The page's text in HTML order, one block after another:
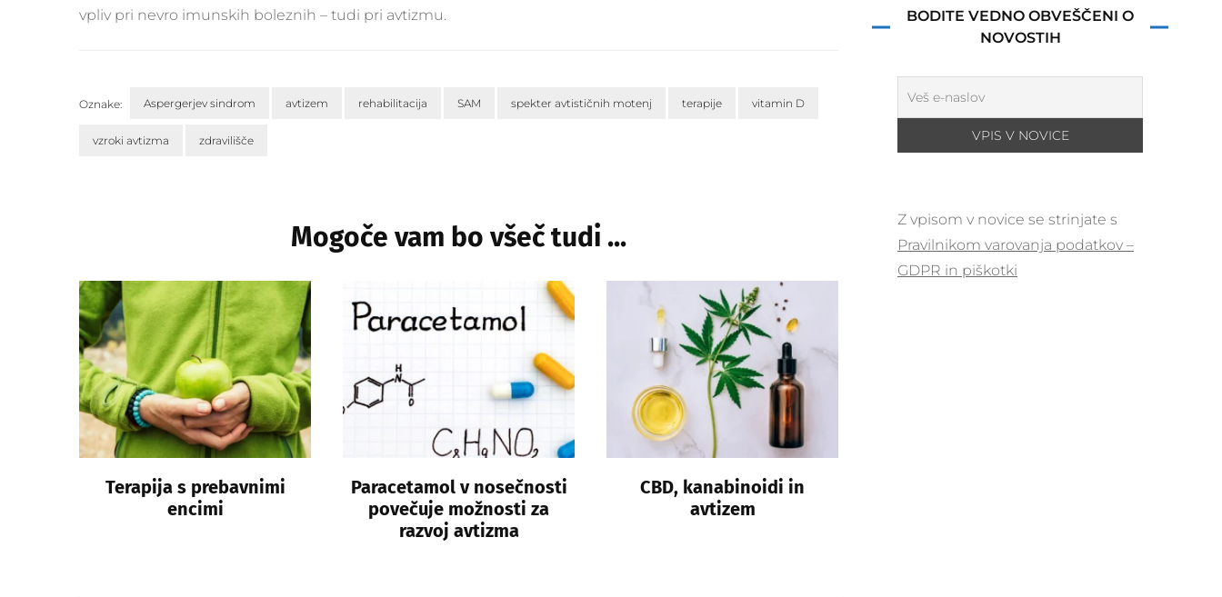
vpliv pri nevro imunskih boleznih – tudi pri avtizmu.
Oznake: Aspergerjev sindrom avtizem rehabilitacija SAM spekter avtističnih motenj terapije vitamin D
vzroki avtizma zdravilišče
Mogoče vam bo všeč tudi ...
Terapija s prebavnimi
encimi
Paracetamol v nosečnosti
povečuje možnosti za
razvoj avtizma
CBD, kanabinoidi in
avtizem
BODITE VEDNO OBVEŠČENI O
NOVOSTIH
Z vpisom v novice se strinjate s
Pravilnikom varovanja podatkov –
GDPR in piškotki